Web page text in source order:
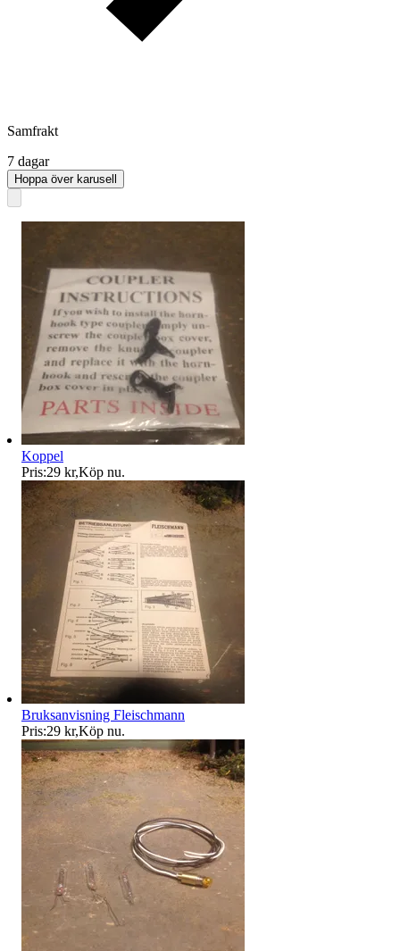
Samfrakt
7 dagar
Hoppa över karusell
Koppel
Pris:29 kr,Köp nu.
Bruksanvisning Fleischmann
Pris:29 kr,Köp nu.